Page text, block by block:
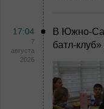
17:04
7
августа
2026
В Южно-
батл-